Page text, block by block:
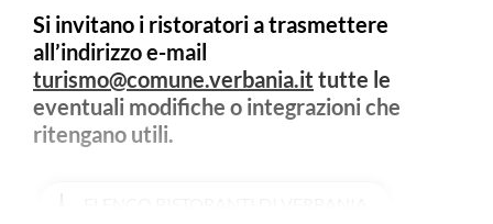
Si invitano i ristoratori a trasmettere
all’indirizzo e-mail
turismo@comune.verbania.it tutte le
eventuali modifiche o integrazioni che
ritengano utili.